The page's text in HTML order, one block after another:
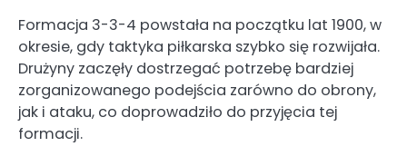
Formacja 3-3-4 powstała na początku lat 1900, w
okresie, gdy taktyka piłkarska szybko się rozwijała.
Drużyny zaczęły dostrzegać potrzebę bardziej
zorganizowanego podejścia zarówno do obrony,
jak i ataku, co doprowadziło do przyjęcia tej
formacji.